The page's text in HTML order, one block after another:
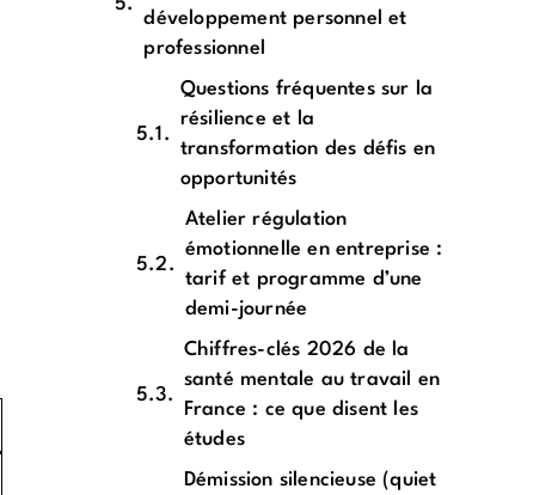
développement personnel et
professionnel
Questions fréquentes sur la
résilience et la
transformation des défis en
opportunités
Atelier régulation
émotionnelle en entreprise :
tarif et programme d’une
demi-journée
Chiffres-clés 2026 de la
santé mentale au travail en
France : ce que disent les
études
Démission silencieuse (quiet